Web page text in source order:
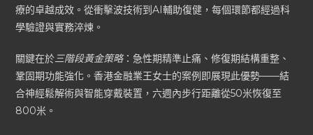
療的卓越成效。從衝擊波技術到AI輔助復健，每個環節都經過科
學驗證與實務淬煉。
關鍵在於三階段黃金策略：急性期精準止痛、修復期結構重整、
鞏固期功能強化。香港金融業王女士的案例即展現此優勢——結
合神經鬆解術與智能穿戴裝置，六週內步行距離從50米恢復至
800米。